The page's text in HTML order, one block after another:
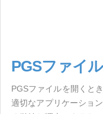
PGSファイ
PGSファイルを開くと
適切なアプリケーショ